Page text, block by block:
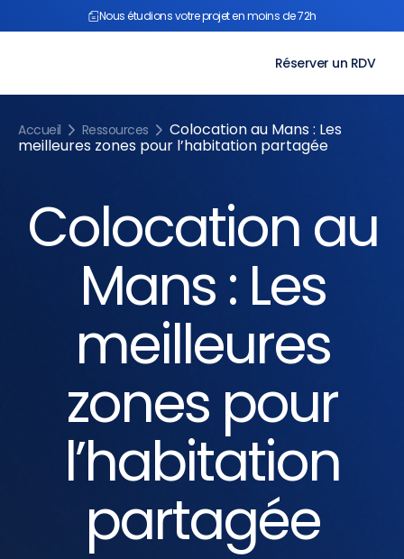
contenu
Nous étudions votre projet en moins de 72h
Réserver un RDV
Accueil Ressources Colocation au Mans : Les
meilleures zones pour l’habitation partagée
Colocation au
Mans : Les
meilleures
zones pour
l’habitation
partagée